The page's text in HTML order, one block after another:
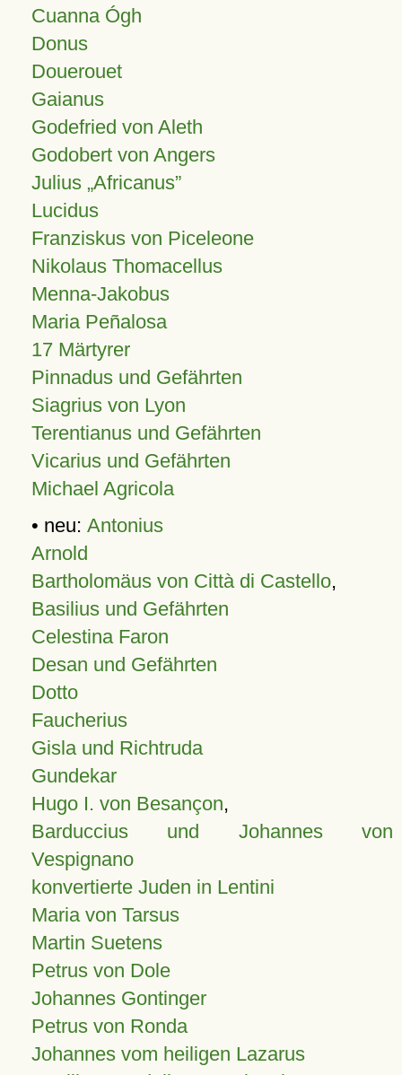
Cuanna Ógh
Donus
Douerouet
Gaianus
Godefried von Aleth
Godobert von Angers
Julius Africanus
Lucidus
Franziskus von Piceleone
Nikolaus Thomacellus
Menna-Jakobus
Maria Peñalosa
17 Märtyrer
Pinnadus und Gefährten
Siagrius von Lyon
Terentianus und Gefährten
Vicarius und Gefährten
Michael Agricola
• neu: Antonius
Arnold
Bartholomäus von Città di Castello,
Basilius und Gefährten
Celestina Faron
Desan und Gefährten
Dotto
Faucherius
Gisla und Richtruda
Gundekar
Hugo I. von Besançon,
Barduccius und Johannes von
Vespignano
konvertierte Juden in Lentini
Maria von Tarsus
Martin Suetens
Petrus von Dole
Johannes Gontinger
Petrus von Ronda
Johannes vom heiligen Lazarus